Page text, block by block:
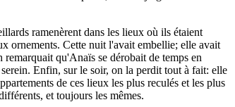
ramenèrent dans les lieux où ils étaient
ornements. Cette nuit l'avait embellie; elle avait
qu'Anaïs se dérobait de temps en
Enfin, sur le soir, on la perdit tout à fait: elle
de ces lieux les plus reculés et les plus
et toujours les mêmes.